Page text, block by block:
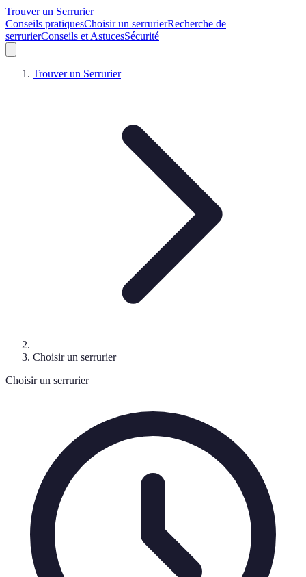
Trouver un Serrurier
Conseils pratiquesChoisir un serrurierRecherche de
serrurierConseils et AstucesSécurité
Trouver un Serrurier
Choisir un serrurier
Choisir un serrurier